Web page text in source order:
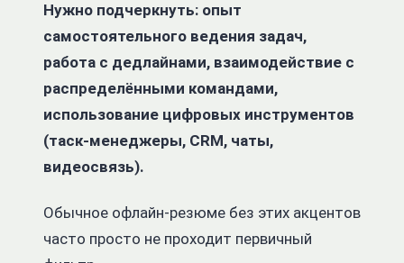
Нужно подчеркнуть: опыт
самостоятельного ведения задач,
работа с дедлайнами, взаимодействие с
распределёнными командами,
использование цифровых инструментов
(таск-менеджеры, CRM, чаты,
видеосвязь).
Обычное офлайн-резюме без этих акцентов
часто просто не проходит первичный